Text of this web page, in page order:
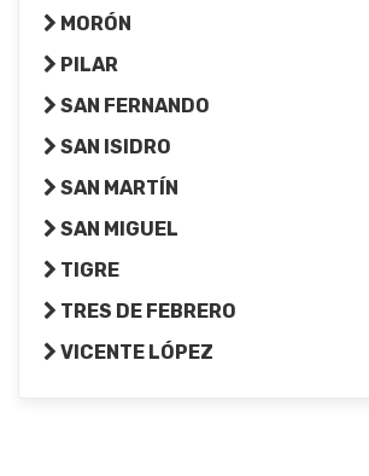
MORÓN
PILAR
SAN FERNANDO
SAN ISIDRO
SAN MARTÍN
SAN MIGUEL
TIGRE
TRES DE FEBRERO
VICENTE LÓPEZ